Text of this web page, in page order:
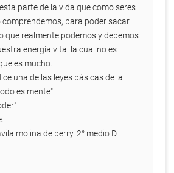
parte de la vida que como seres
comprendemos, para poder sacar
que realmente podemos y debemos
energía vital la cual no es
es mucho.
una de las leyes básicas de la
es mente"
molina de perry. 2° medio D